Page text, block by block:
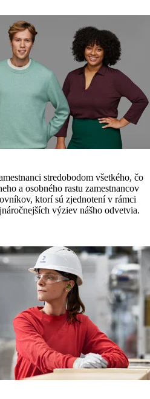
stredobodom všetkého, čo
a osobného rastu zamestnancov
ktorí sú zjednotení v rámci
výziev nášho odvetvia.